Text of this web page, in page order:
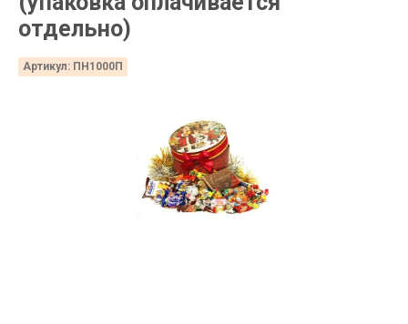
отдельно)
Артикул: ПН1000П